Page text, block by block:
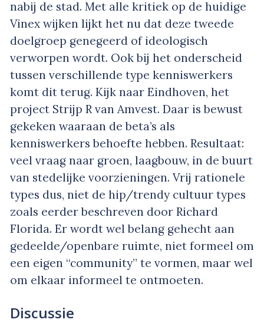
nabij de stad. Met alle kritiek op de huidige
Vinex wijken lijkt het nu dat deze tweede
doelgroep genegeerd of ideologisch
verworpen wordt. Ook bij het onderscheid
tussen verschillende type kenniswerkers
komt dit terug. Kijk naar Eindhoven, het
project Strijp R van Amvest. Daar is bewust
gekeken waaraan de beta’s als
kenniswerkers behoefte hebben. Resultaat:
veel vraag naar groen, laagbouw, in de buurt
van stedelijke voorzieningen. Vrij rationele
types dus, niet de hip/trendy cultuur types
zoals eerder beschreven door Richard
Florida. Er wordt wel belang gehecht aan
gedeelde/openbare ruimte, niet formeel om
een eigen “community” te vormen, maar wel
om elkaar informeel te ontmoeten.
Discussie